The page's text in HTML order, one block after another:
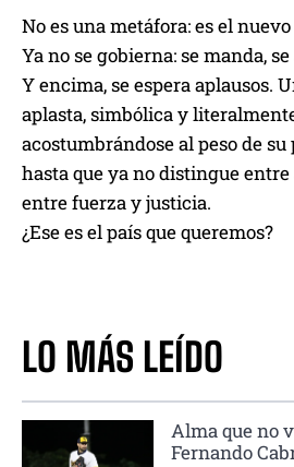
No es una metáfora: es el
Ya no se gobierna: se manda,
Y encima, se espera aplausos.
aplasta, simbólica y
acostumbrándose al peso de
hasta que ya no distingue
entre fuerza y justicia.
¿Ese es el país que queremos?
LO MÁS LEÍDO
Alma que no
Fernando